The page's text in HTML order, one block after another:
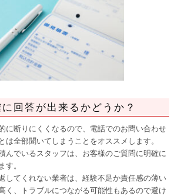
回答が出来るかどうか？
に断りにくくなるので、電話でのお問い合わせ
は全部聞いてしまうことをオススメします。
んでいるスタッフは、お客様のご質問に明確に
す。
してくれない業者は、経験不足か責任感の薄い
く、トラブルにつながる可能性もあるので避け